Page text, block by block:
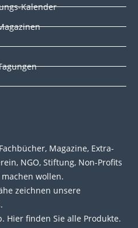
Kalender
Magazine, Extra-
NGO, Stiftung, Non-Profits
wollen.
zeichnen unsere
Hier finden Sie alle Produkte.